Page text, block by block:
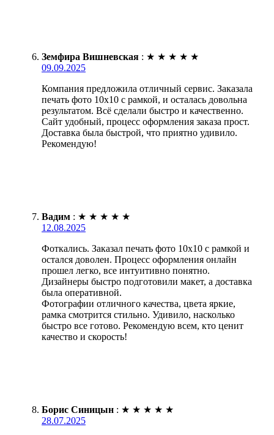
Земфира Вишневская : ★ ★ ★ ★ ★
09.09.2025
Компания предложила отличный сервис. Заказала
печать фото 10х10 с рамкой, и осталась довольна
результатом. Всё сделали быстро и качественно.
Сайт удобный, процесс оформления заказа прост.
Доставка была быстрой, что приятно удивило.
Рекомендую!
Вадим : ★ ★ ★ ★ ★
12.08.2025
Фоткались. Заказал печать фото 10х10 с рамкой и
остался доволен. Процесс оформления онлайн
прошел легко, все интуитивно понятно.
Дизайнеры быстро подготовили макет, а доставка
была оперативной.
Фотографии отличного качества, цвета яркие,
рамка смотрится стильно. Удивило, насколько
быстро все готово. Рекомендую всем, кто ценит
качество и скорость!
Борис Синицын : ★ ★ ★ ★ ★
28.07.2025